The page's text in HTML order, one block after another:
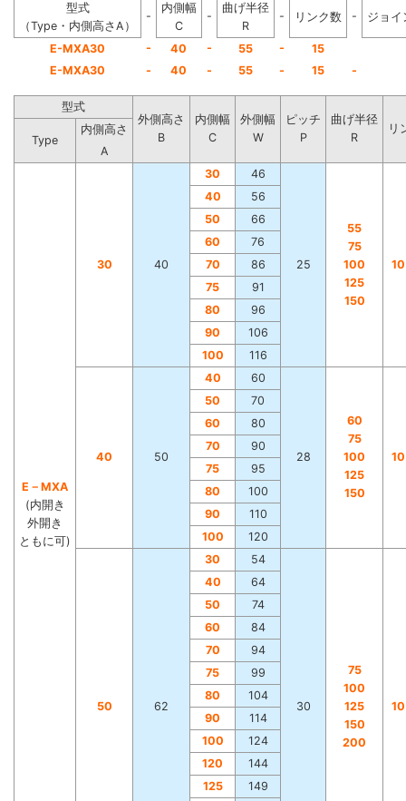
型式
（Type・内側高さA）
-
内側幅
C
-
曲げ半径
R
- リンク数 - ジョイ
E-MXA30 - 40 - 55 -
15
E-MXA30
- 40 - 55 - 15 -
型式
外側高さ
B
内側幅
C
外側幅
W
ピッチ
P
曲げ半径
R
リ
Type
内側高さ
A
E－MXA
(内開き
外開き
ともに可)
30 40
30 46
25
55
75
100
125
150
40
56
50
66
60
76
70
86
75
91
80
96
90
106
100
116
40 50
40 60
28
60
75
100
125
150
50
70
60
80
70
90
75
95
80
100
90
110
100
120
50 62
30 54
30
75
100
125
150
200
40
64
50
74
60
84
70
94
75
99
80
104
90
114
100
124
120
144
125
149